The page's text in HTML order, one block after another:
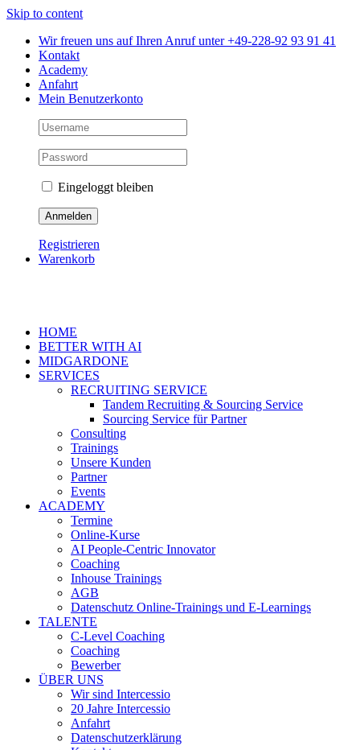
Skip to content
Wir freuen uns auf Ihren Anruf unter +49-228-92 93 91 41
Kontakt
Academy
Anfahrt
Mein Benutzerkonto
Eingeloggt bleiben
Registrieren
Warenkorb
HOME
BETTER WITH AI
MIDGARDONE
SERVICES
RECRUITING SERVICE
Tandem Recruiting & Sourcing Service
Sourcing Service für Partner
Consulting
Trainings
Unsere Kunden
Partner
Events
ACADEMY
Termine
Online-Kurse
AI People-Centric Innovator
Coaching
Inhouse Trainings
AGB
Datenschutz Online-Trainings und E-Learnings
TALENTE
C-Level Coaching
Coaching
Bewerber
ÜBER UNS
Wir sind Intercessio
20 Jahre Intercessio
Anfahrt
Datenschutzerklärung